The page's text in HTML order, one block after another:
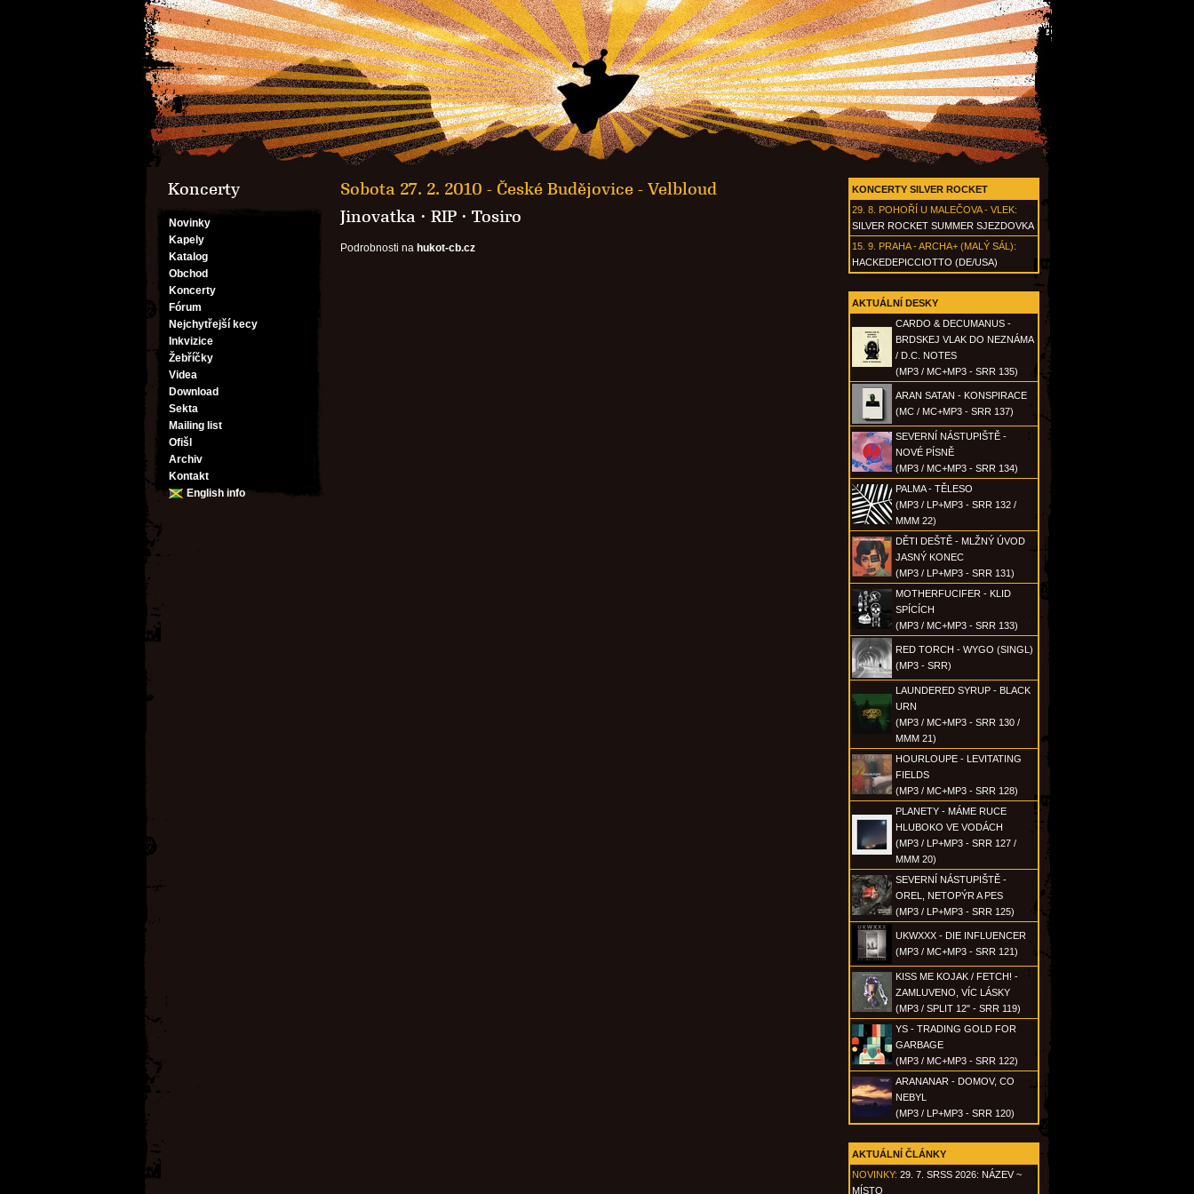
Koncerty
Novinky
Kapely
Katalog
Obchod
Koncerty
Fórum
Nejchytřejší kecy
Inkvizice
Žebříčky
Videa
Download
Sekta
Mailing list
Ofišl
Archiv
Kontakt
English info
KONCERTY SILVER ROCKET
29. 8. POHOŘÍ U MALEČOVA - VLEK:
SILVER ROCKET SUMMER SJEZDOVKA
15. 9. PRAHA - ARCHA+ (MALÝ SÁL):
HACKEDEPICCIOTTO (DE/USA)
AKTUÁLNÍ DESKY
CARDO & DECUMANUS -
BRDSKEJ VLAK DO NEZNÁMA
/ D.C. NOTES
(MP3 / MC+MP3 - SRR 135)
ARAN SATAN - KONSPIRACE
(MC / MC+MP3 - SRR 137)
SEVERNÍ NÁSTUPIŠTĚ -
NOVÉ PÍSNĚ
(MP3 / MC+MP3 - SRR 134)
PALMA - TĚLESO
(MP3 / LP+MP3 - SRR 132 /
MMM 22)
DĚTI DEŠTĚ - MLŽNÝ ÚVOD
JASNÝ KONEC
(MP3 / LP+MP3 - SRR 131)
MOTHERFUCIFER - KLID
SPÍCÍCH
(MP3 / MC+MP3 - SRR 133)
RED TORCH - WYGO (SINGL)
(MP3 - SRR)
LAUNDERED SYRUP - BLACK
URN
(MP3 / MC+MP3 - SRR 130 /
MMM 21)
HOURLOUPE - LEVITATING
FIELDS
(MP3 / MC+MP3 - SRR 128)
PLANETY - MÁME RUCE
HLUBOKO VE VODÁCH
(MP3 / LP+MP3 - SRR 127 /
MMM 20)
SEVERNÍ NÁSTUPIŠTĚ -
OREL, NETOPÝR A PES
(MP3 / LP+MP3 - SRR 125)
UKWXXX - DIE INFLUENCER
(MP3 / MC+MP3 - SRR 121)
KISS ME KOJAK / FETCH! -
ZAMLUVENO, VÍC LÁSKY
(MP3 / SPLIT 12" - SRR 119)
YS - TRADING GOLD FOR
GARBAGE
(MP3 / MC+MP3 - SRR 122)
ARANANAR - DOMOV, CO
NEBYL
(MP3 / LP+MP3 - SRR 120)
AKTUÁLNÍ ČLÁNKY
NOVINKY: 29. 7. SRSS 2026: NÁZEV ~
MÍSTO
Sobota 27. 2. 2010 - České Budějovice - Velbloud
Jinovatka · RIP · Tosiro
Podrobnosti na hukot-cb.cz